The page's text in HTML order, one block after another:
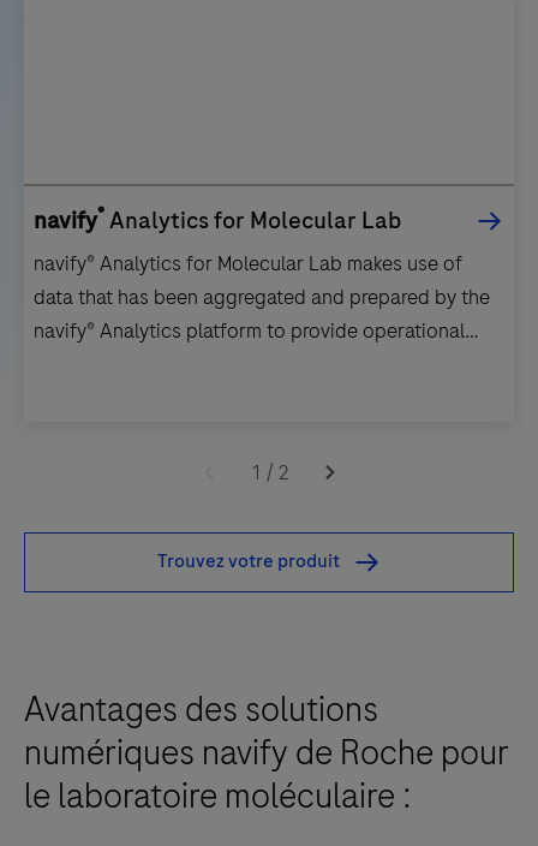
navify® Analytics for Molecular Lab
navify® Analytics for Molecular Lab makes use of
data that has been aggregated and prepared by the
navify® Analytics platform to provide operational
based on the user's defined role.
Molecular
data
that
been
1 / 2
Trouvez votre produit
Avantages des solutions
numériques navify de Roche pour
le laboratoire moléculaire :